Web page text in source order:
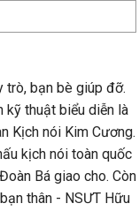
trò, bạn bè giúp đỡ.
kỹ thuật biểu diễn là
Kịch nói Kim Cương.
kịch nói toàn quốc
Bá giao cho. Còn
thân - NSƯT Hữu